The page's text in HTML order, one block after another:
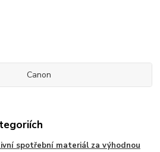
Canon
spotřební materiál za výhodnou